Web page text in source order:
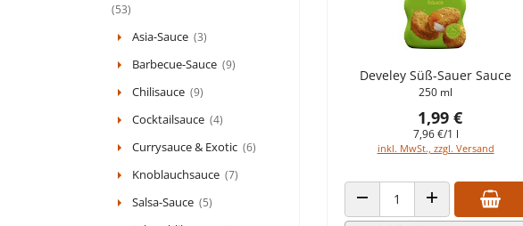
(53)
Asia-Sauce (3)
Barbecue-Sauce (9)
Chilisauce (9)
Cocktailsauce (4)
Currysauce & Exotic (6)
Knoblauchsauce (7)
Salsa-Sauce (5)
Develey Süß-Sauer Sauce
250 ml
1,99 €
7,96 €/1 l
inkl. MwSt., zzgl. Versand
ANZAHL VERRINGERNANZAHL ERHÖHEN